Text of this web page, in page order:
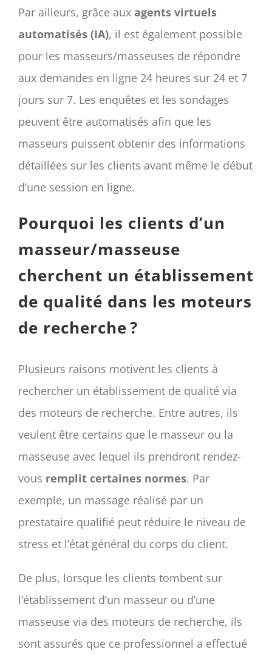
Par ailleurs, grâce aux agents virtuels
automatisés (IA), il est également possible
pour les masseurs/masseuses de répondre
aux demandes en ligne 24 heures sur 24 et 7
jours sur 7. Les enquêtes et les sondages
peuvent être automatisés afin que les
masseurs puissent obtenir des informations
détaillées sur les clients avant même le début
d’une session en ligne.
Pourquoi les clients d’un
masseur/masseuse
cherchent un établissement
de qualité dans les moteurs
de recherche ?
Plusieurs raisons motivent les clients à
rechercher un établissement de qualité via
des moteurs de recherche. Entre autres, ils
veulent être certains que le masseur ou la
masseuse avec lequel ils prendront rendez-
vous remplit certaines normes. Par
exemple, un massage réalisé par un
prestataire qualifié peut réduire le niveau de
stress et l’état général du corps du client.
De plus, lorsque les clients tombent sur
l’établissement d’un masseur ou d’une
masseuse via des moteurs de recherche, ils
sont assurés que ce professionnel a effectué